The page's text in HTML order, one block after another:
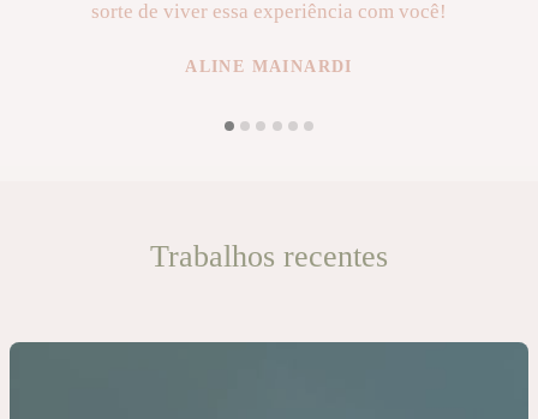
Trabalhos recentes
sorte de viver essa experiência com você!
ALINE MAINARDI